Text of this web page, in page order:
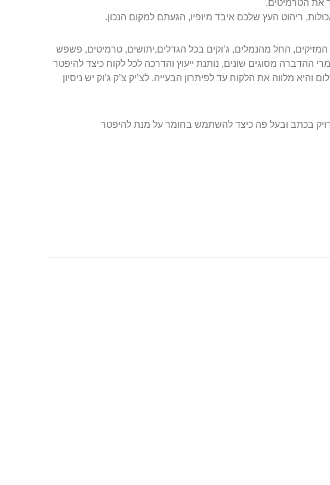
את הטרמיטים,
ריהוט העץ שלכם איבד מיופיו, הגעתם למקום הנכון.
החל מהנמלים, ג’וקים בכל הגדלים,יתושים, טרמיטים, פשפש
ההדברה מסוגים שונים, נותנת ייעוץ והדרכה לכל לקוח כיצד להיפטר
מלווה את הלקוח עד לפיתרון הבעייה. לצ’יק צ’ק ג’וק יש ניסיון
בכתב ובעל פה כיצד להשתמש בחומר על מנת להיפטר